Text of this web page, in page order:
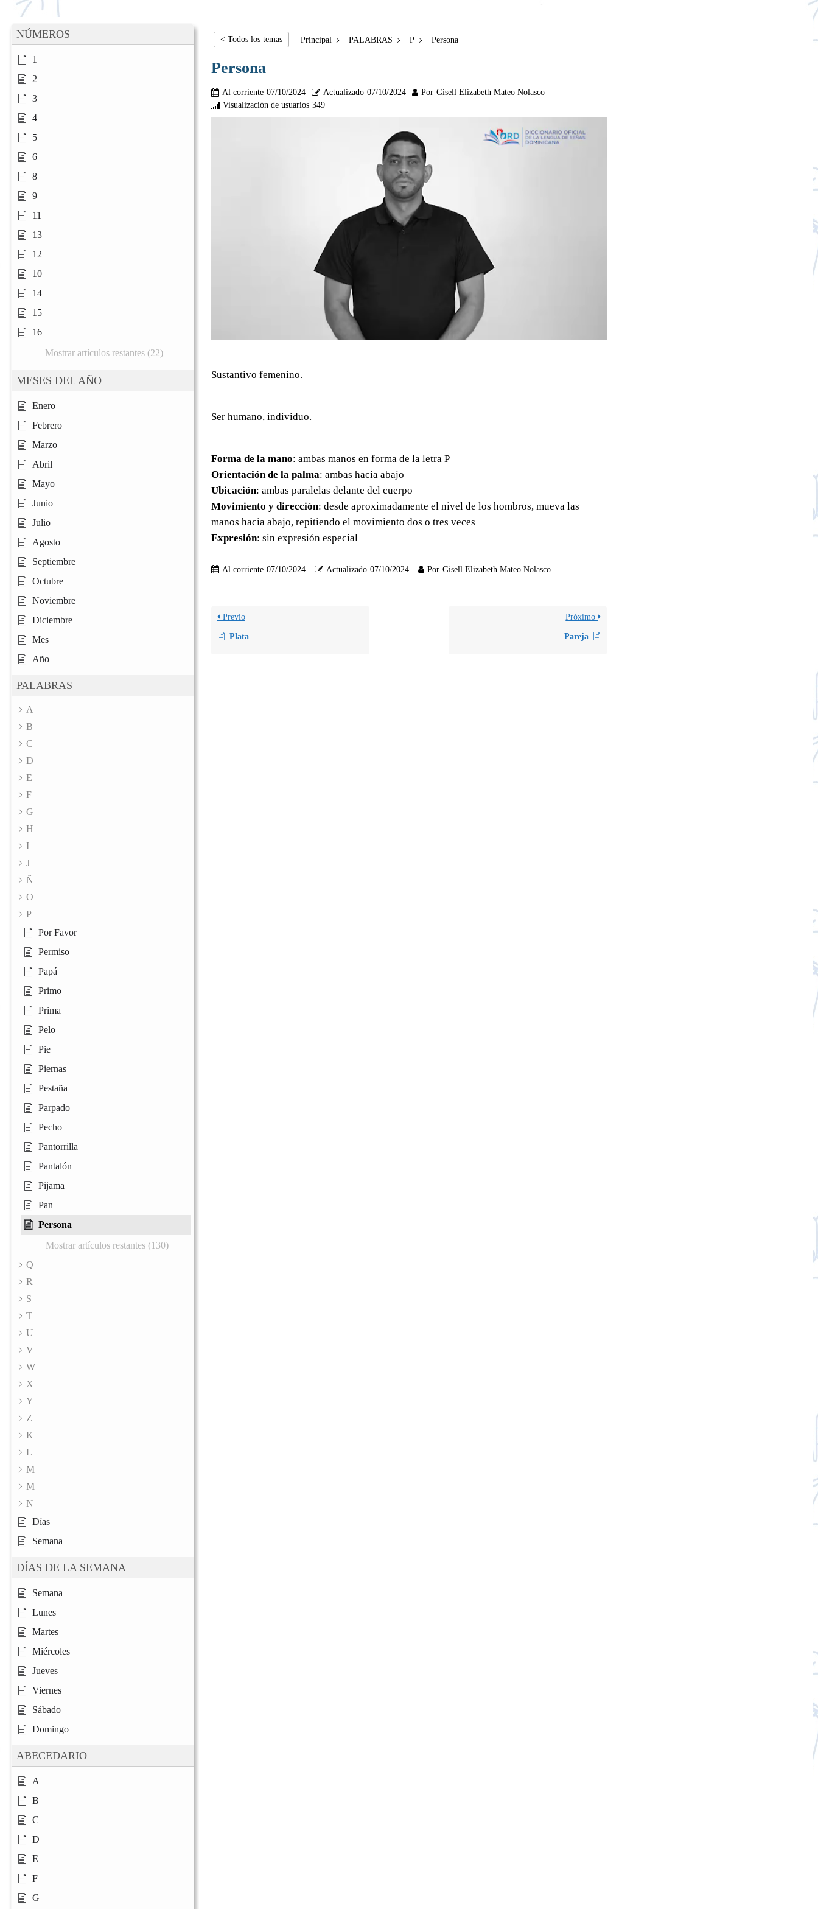
NÚMEROS
1
2
3
4
5
6
8
9
11
13
12
10
14
15
16
Mostrar artículos restantes (22)
MESES DEL AÑO
Enero
Febrero
Marzo
Abril
Mayo
Junio
Julio
Agosto
Septiembre
Octubre
Noviembre
Diciembre
Mes
Año
PALABRAS
A
B
C
D
E
F
G
H
I
J
Ñ
O
P
Por Favor
Permiso
Papá
Primo
Prima
Pelo
Pie
Piernas
Pestaña
Parpado
Pecho
Pantorrilla
Pantalón
Pijama
Pan
Persona
Mostrar artículos restantes (130)
Q
R
S
T
U
V
W
X
Y
Z
K
L
M
M
N
Días
Semana
DÍAS DE LA SEMANA
Semana
Lunes
Martes
Miércoles
Jueves
Viernes
Sábado
Domingo
ABECEDARIO
A
B
C
D
E
F
G
< Todos los temas Principal PALABRAS P Persona
Persona
Al corriente 07/10/2024 Actualizado 07/10/2024 Por Gisell Elizabeth Mateo Nolasco
Visualización de usuarios 349
Sustantivo femenino.
Ser humano, individuo.
Forma de la mano: ambas manos en forma de la letra P
Orientación de la palma: ambas hacia abajo
Ubicación: ambas paralelas delante del cuerpo
Movimiento y dirección: desde aproximadamente el nivel de los hombros, mueva las
manos hacia abajo, repitiendo el movimiento dos o tres veces
Expresión: sin expresión especial
Al corriente 07/10/2024 Actualizado 07/10/2024 Por Gisell Elizabeth Mateo Nolasco
Previo
Plata
Próximo
Pareja